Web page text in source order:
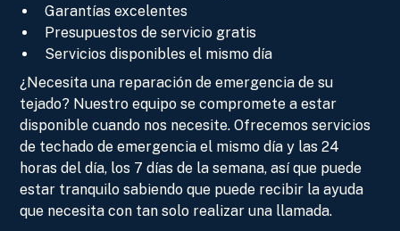
Garantías excelentes
Presupuestos de servicio gratis
Servicios disponibles el mismo día
¿Necesita una reparación de emergencia de su
tejado? Nuestro equipo se compromete a estar
disponible cuando nos necesite. Ofrecemos servicios
de techado de emergencia el mismo día y las 24
horas del día, los 7 días de la semana, así que puede
estar tranquilo sabiendo que puede recibir la ayuda
que necesita con tan solo realizar una llamada.